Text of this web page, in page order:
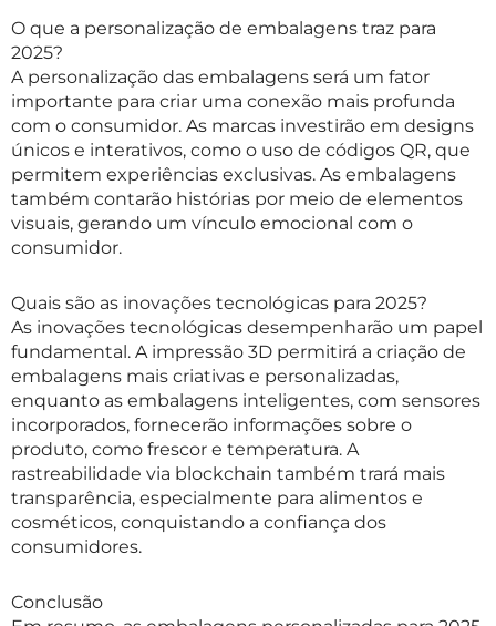
O que a personalização de embalagens traz para
2025?
A personalização das embalagens será um fator
importante para criar uma conexão mais profunda
com o consumidor. As marcas investirão em designs
únicos e interativos, como o uso de códigos QR, que
permitem experiências exclusivas. As embalagens
também contarão histórias por meio de elementos
visuais, gerando um vínculo emocional com o
consumidor.
Quais são as inovações tecnológicas para 2025?
As inovações tecnológicas desempenharão um papel
fundamental. A impressão 3D permitirá a criação de
embalagens mais criativas e personalizadas,
enquanto as embalagens inteligentes, com sensores
incorporados, fornecerão informações sobre o
produto, como frescor e temperatura. A
rastreabilidade via blockchain também trará mais
transparência, especialmente para alimentos e
cosméticos, conquistando a confiança dos
consumidores.
Conclusão